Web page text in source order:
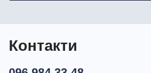
Контакти